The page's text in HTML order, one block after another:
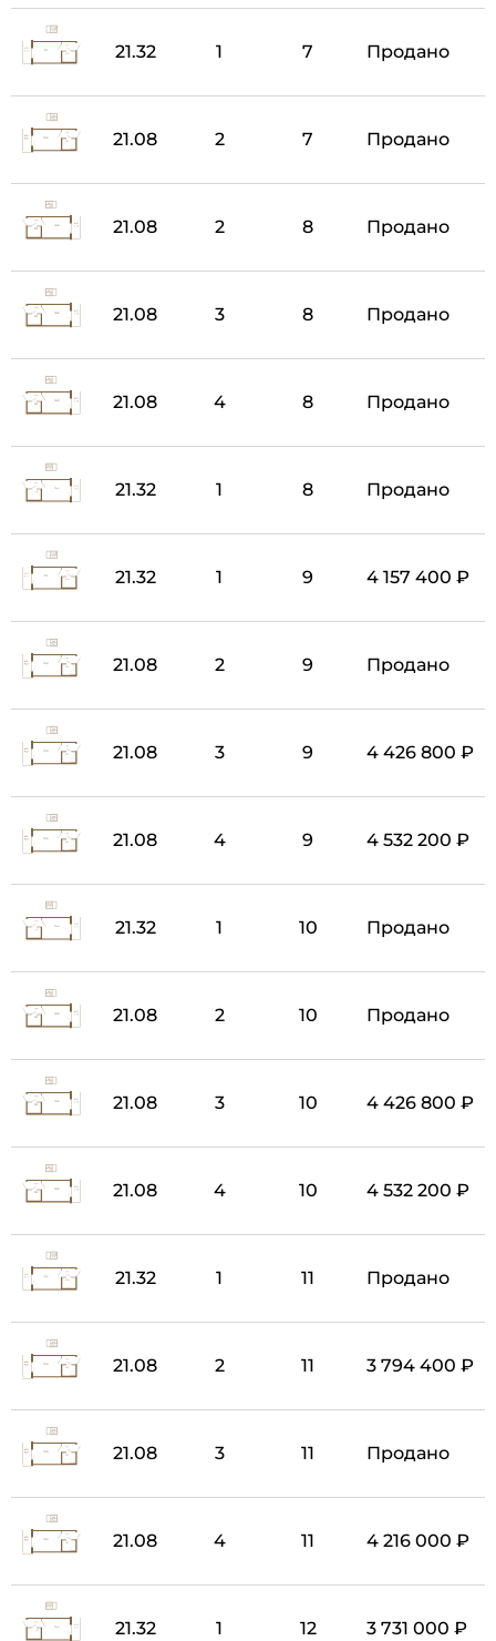
21.32 1 7 Продано
21.08 2 7 Продано
21.08 2 8 Продано
21.08 3 8 Продано
21.08 4 8 Продано
21.32 1 8 Продано
21.32 1 9 4 157 400 ₽
21.08 2 9 Продано
21.08 3 9 4 426 800 ₽
21.08 4 9 4 532 200 ₽
21.32 1 10 Продано
21.08 2 10 Продано
21.08 3 10 4 426 800 ₽
21.08 4 10 4 532 200 ₽
21.32 1 11 Продано
21.08 2 11 3 794 400 ₽
21.08 3 11 Продано
21.08 4 11 4 216 000 ₽
21.32 1 12 3 731 000 ₽